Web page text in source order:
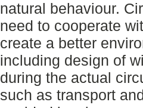
natural behaviour.
need to cooperate
create a better
including design of
during the actual
such as transport